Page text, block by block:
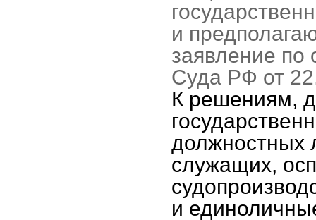
и
заявление по
Суда РФ от
К решениям,
должностных
служащих,
и